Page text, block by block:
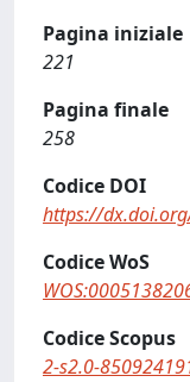
Pagina iniziale
221
Pagina finale
258
Codice DOI
https://
Codice WoS
Codice Scopus
2-s2.0-